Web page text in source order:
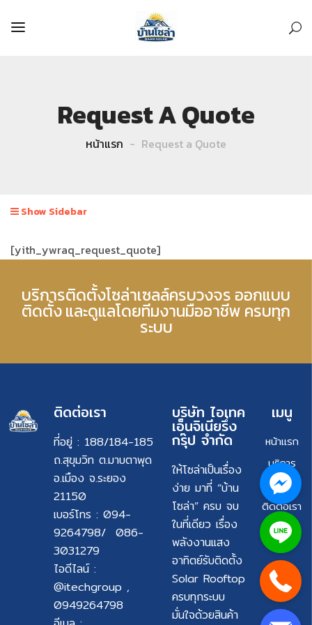
Request A Quote
หน้าแรก Request a Quote
Show Sidebar
[yith_ywraq_request_quote]
บริการติดตั้งโซล่าเซลล์ครบวงจร ออกแบบ
ติดตั้ง และดูแลโดยทีมงานมืออาชีพ ครบทุก
ระบบ
ติดต่อเรา
ที่อยู่ : 188/184-185
ถ.สุขุมวิท ต.มาบตาพุด
อ.เมือง จ.ระยอง
21150
เบอร์โทร : 094-
9264798/ 086-
3031279
ไอดีไลน์ :
@itechgroup ,
0949264798
บริษัท ไอเทค
เอ็นจิเนียรึ่ง
กรุ๊ป จำกัด
ให้โซล่าเป็นเรื่อง
ง่าย มาที่ “บ้าน
โซล่า” ครบ จบ
ในที่เดียว เรื่อง
พลังงานแสง
อาทิตย์รับติดตั้ง
Solar Rooftop
ครบทุกระบบ
มั่นใจด้วยสินค้า
เมนู
หน้าแรก
บริการ
ผลงาน
ติดต่อเรา